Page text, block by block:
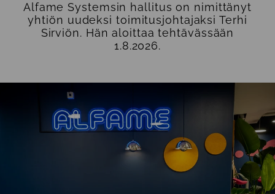
Alfame Systemsin hallitus on nimittänyt
yhtiön uudeksi toimitusjohtajaksi Terhi
Sirviön. Hän aloittaa tehtävässään
1.8.2026.